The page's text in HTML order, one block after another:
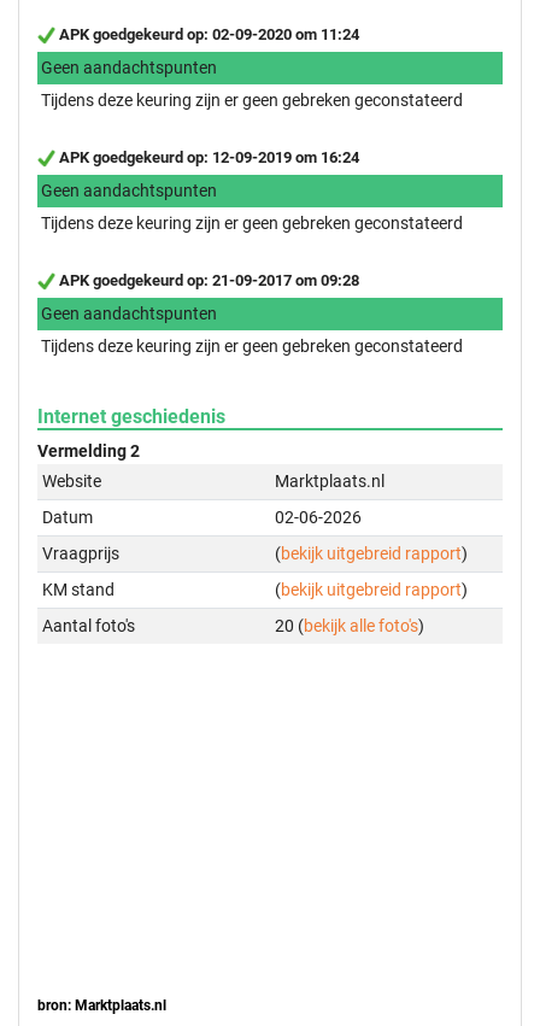
APK goedgekeurd op: 02-09-2020 om 11:24
Geen aandachtspunten
Tijdens deze keuring zijn er geen gebreken geconstateerd
APK goedgekeurd op: 12-09-2019 om 16:24
Geen aandachtspunten
Tijdens deze keuring zijn er geen gebreken geconstateerd
APK goedgekeurd op: 21-09-2017 om 09:28
Geen aandachtspunten
Tijdens deze keuring zijn er geen gebreken geconstateerd
Internet geschiedenis
Vermelding 2
Website
Marktplaats.nl
Datum
02-06-2026
Vraagprijs
(bekijk uitgebreid rapport)
KM stand
(bekijk uitgebreid rapport)
Aantal foto's
20 (bekijk alle foto's)
bron: Marktplaats.nl